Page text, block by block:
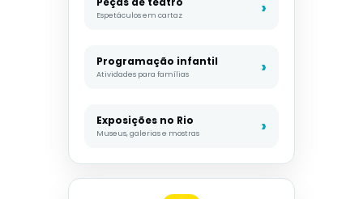
Espetáculos em cartaz
Programação infantil
Atividades para famílias
Exposições no Rio
Museus, galerias e mostras